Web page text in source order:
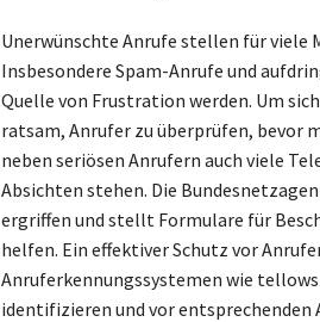
Unerwünschte Anrufe stellen für viele
Insbesondere Spam-Anrufe und
Quelle von Frustration werden. Um
ratsam, Anrufer zu überprüfen, bevor
neben seriösen Anrufern auch viele
Absichten stehen. Die
ergriffen und stellt Formulare für
helfen. Ein effektiver Schutz vor
Anruferkennungssystemen wie
identifizieren und vor